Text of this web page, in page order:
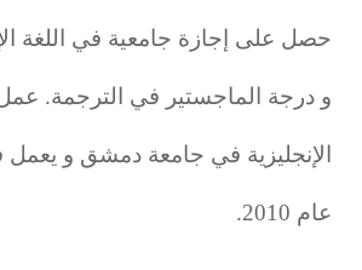
حصل على إجازة جامعية في اللغة
و درجة الماجستير في الترجمة.
الإنجليزية في جامعة دمشق و يعمل
عام 2010.